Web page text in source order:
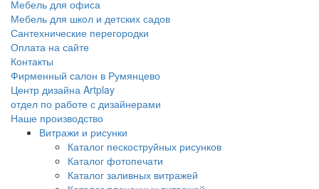
Мебель для офиса
Мебель для школ и детских садов
Сантехнические перегородки
Оплата на сайте
Контакты
Фирменный салон в Румянцево
Центр дизайна Artplay
отдел по работе с дизайнерами
Наше производство
Витражи и рисунки
Каталог пескоструйных рисунков
Каталог фотопечати
Каталог заливных витражей